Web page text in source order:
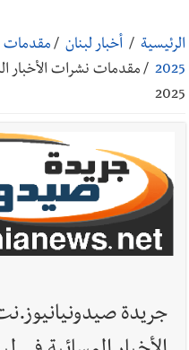
طنبوريت -قضاء
وبرنامج حافل وسهرات
أخبار صيدا
نادي أشمون
النهائية للدرجة الثالثة ..
أخبار لبنان بالصور: الجيش
أخبار لبنان الجيش اللبناني :
الرئيسية / أخبار لبنان / مقدمات
2025
/
2025
جريدة